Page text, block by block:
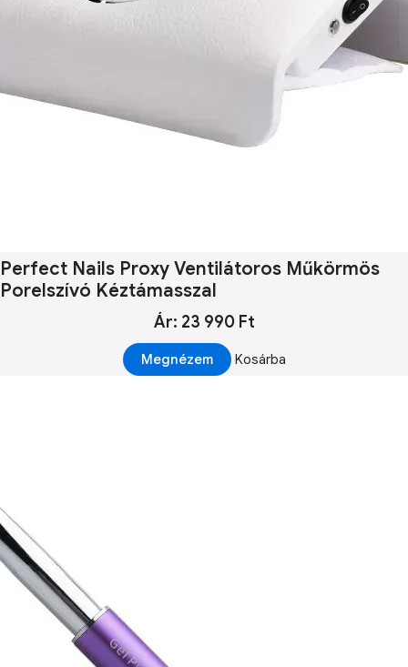
Perfect Nails Proxy Ventilátoros Műkörmös
Porelszívó Kéztámasszal
Ár: 23 990 Ft
Megnézem Kosárba